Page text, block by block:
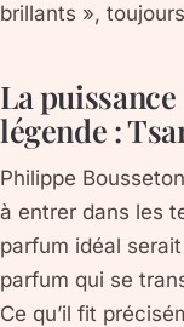
brillants »,
La
légende :
Philippe
à entrer dans les
parfum idéal
parfum qui se
Ce qu’il fit